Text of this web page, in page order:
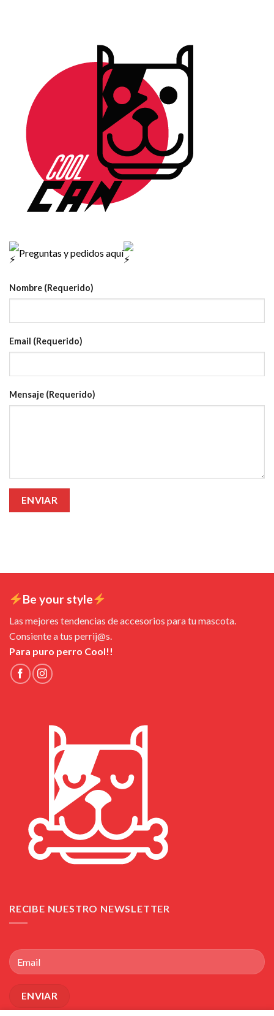
Preguntas y pedidos aquí
Nombre (Requerido)
Email (Requerido)
Mensaje (Requerido)
Be your style
Las mejores tendencias de accesorios para tu mascota.
Consiente a tus perrij@s.
Para puro perro Cool!!
RECIBE NUESTRO NEWSLETTER